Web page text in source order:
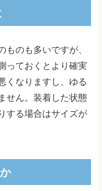
ものも多いですが、
っておくとより確実
くなりますし、ゆる
せん。装着した状態
する場合はサイズが